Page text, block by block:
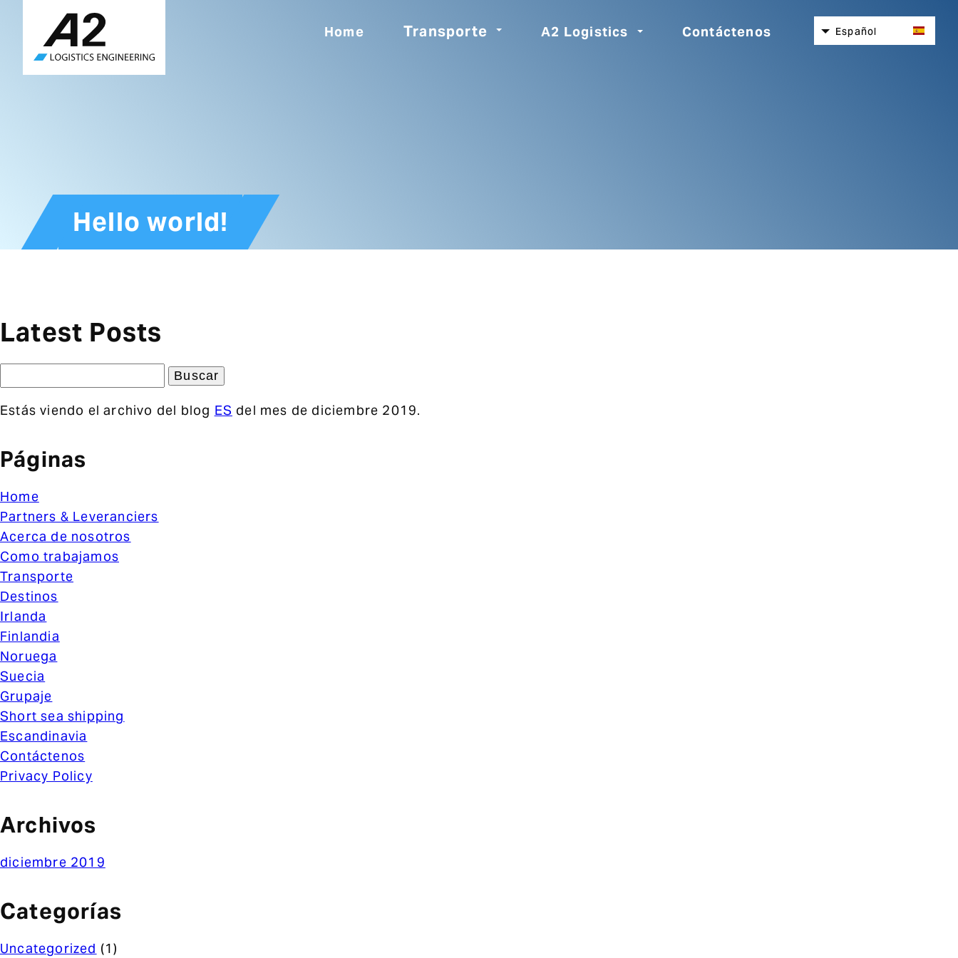
Home Transporte A2 Logistics Contáctenos Español
Hello world!
Latest Posts
Estás viendo el archivo del blog ES del mes de diciembre 2019.
Páginas
Home
Partners & Leveranciers
Acerca de nosotros
Como trabajamos
Transporte
Destinos
Irlanda
Finlandia
Noruega
Suecia
Grupaje
Short sea shipping
Escandinavia
Contáctenos
Privacy Policy
Archivos
diciembre 2019
Categorías
Uncategorized (1)